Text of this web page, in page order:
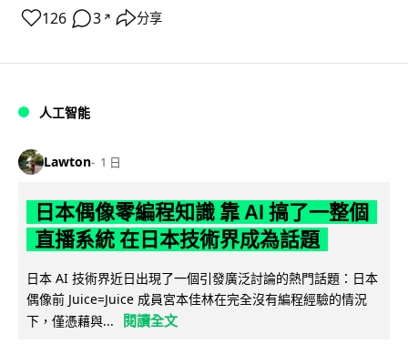
126 3 ↗ 分享
人工智能
Lawton 1 日
日本偶像零編程知識 靠 AI 搞了一整個
直播系統 在日本技術界成為話題
日本 AI 技術界近日出現了一個引發廣泛討論的熱門話題：日本
偶像前 Juice=Juice 成員宮本佳林在完全沒有編程經驗的情況
下，僅憑藉與...
閱讀全文